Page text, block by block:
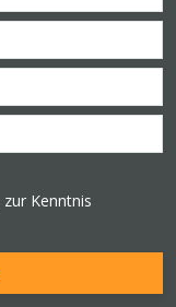
zur Kenntnis